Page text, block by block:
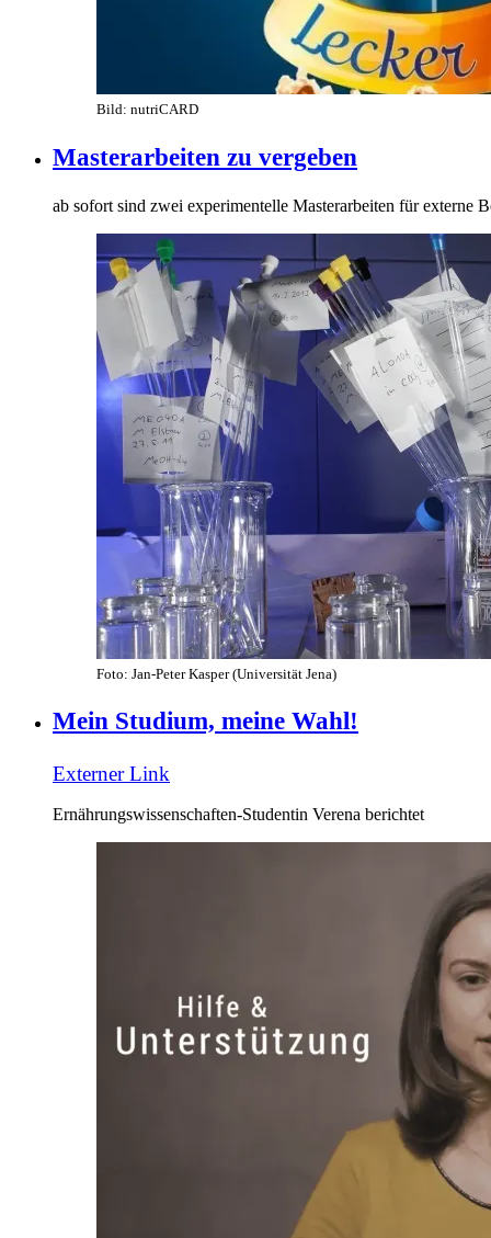
Bild: nutriCARD
Masterarbeiten zu vergeben
ab sofort sind zwei experimentelle Masterarbeiten für externe
Foto: Jan-Peter Kasper (Universität Jena)
Mein Studium, meine Wahl!
Externer Link
Ernährungswissenschaften-Studentin Verena berichtet